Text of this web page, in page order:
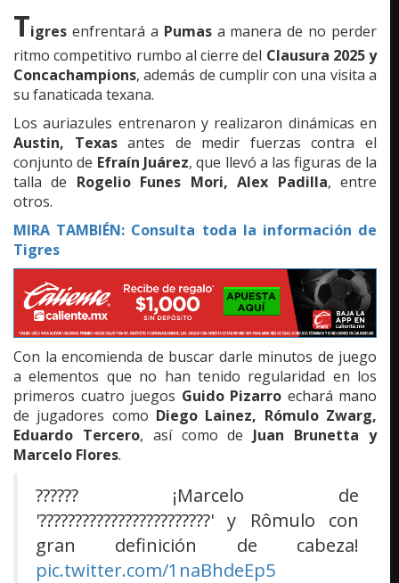
Tigres enfrentará a Pumasa manera de no perder
ritmo competitivo rumbo al cierre del Clausura 2025 y
Concachampions, además de cumplir con una visita a
su fanaticada texana.
Los auriazules entrenaron y realizaron dinámicas en
Austin, Texasantes de medir fuerzas contra el
conjunto de Efraín Juárez, que llevó a las figuras de la
talla de Rogelio Funes Mori, Alex Padilla, entre
otros.
MIRA TAMBIÉN: Consulta toda la información de
Tigres
Con la encomienda de buscar darle minutos de juego
a elementos que no han tenido regularidad en los
primeros cuatro juegos Guido Pizarro echará mano
de jugadores como Diego Lainez, Rómulo Zwarg,
Eduardo Tercero, así como de Juan Brunetta y
Marcelo Flores.
?????? ¡Marcelo de
'????????????????????????' y Rômulo con
gran definición de cabeza!
pic.twitter.com/1naBhdeEp5